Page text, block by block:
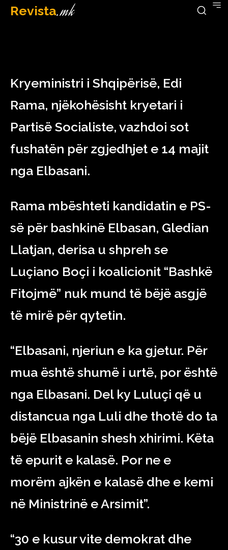
Revista.mk
April 23, 2023
Kryeministri i Shqipërisë, Edi
Rama, njëkohësisht kryetari i
Partisë Socialiste, vazhdoi sot
fushatën për zgjedhjet e 14 majit
nga Elbasani.
Rama mbështeti kandidatin e PS-
së për bashkinë Elbasan, Gledian
Llatjan, derisa u shpreh se
Luçiano Boçi i koalicionit “Bashkë
Fitojmë” nuk mund të bëjë asgjë
të mirë për qytetin.
“Elbasani, njeriun e ka gjetur. Për
mua është shumë i urtë, por është
nga Elbasani. Del ky Luluçi që u
distancua nga Luli dhe thotë do ta
bëjë Elbasanin shesh xhirimi. Këta
të epurit e kalasë. Por ne e
morëm ajkën e kalasë dhe e kemi
në Ministrinë e Arsimit”.
“30 e kusur vite demokrat dhe